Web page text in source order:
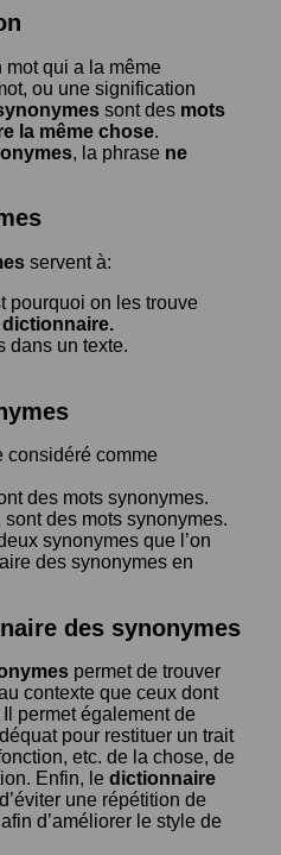
mot qui a la même
ou une signification
sont des mots
la même chose.
, la phrase ne
servent à:
pourquoi on les trouve
dictionnaire.
dans un texte.
considéré comme
des mots synonymes.
sont des mots synonymes.
synonymes que l’on
des synonymes en
des synonymes
permet de trouver
contexte que ceux dont
permet également de
pour restituer un trait
etc. de la chose, de
Enfin, le dictionnaire
une répétition de
d’améliorer le style de